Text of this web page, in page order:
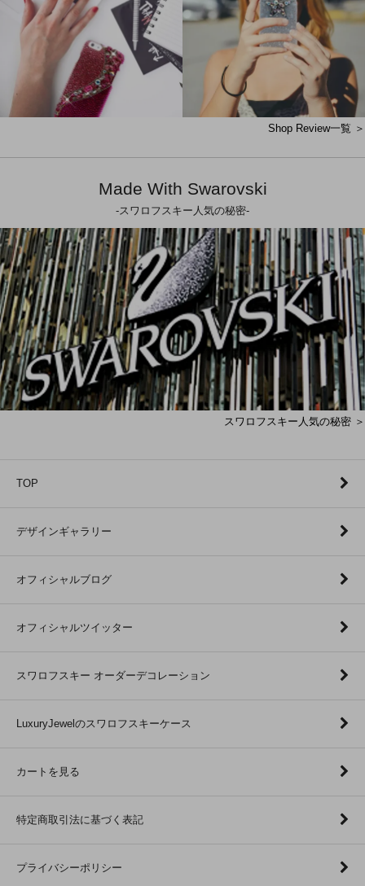
Shop Review一覧 ＞
Made With Swarovski
-スワロフスキー人気の秘密-
スワロフスキー人気の秘密 ＞
TOP
デザインギャラリー
オフィシャルブログ
オフィシャルツイッター
スワロフスキー オーダーデコレーション
LuxuryJewelのスワロフスキーケース
カートを見る
特定商取引法に基づく表記
プライバシーポリシー